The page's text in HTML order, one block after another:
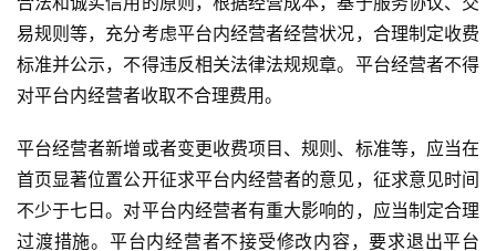
易规则等，充分考虑平台内经营者经营状况，合理制定收费
标准并公示，不得违反相关法律法规规章。平台经营者不得
对平台内经营者收取不合理费用。
平台经营者新增或者变更收费项目、规则、标准等，应当在
首页显著位置公开征求平台内经营者的意见，征求意见时间
不少于七日。对平台内经营者有重大影响的，应当制定合理
过渡措施。平台内经营者不接受修改内容，要求退出平台